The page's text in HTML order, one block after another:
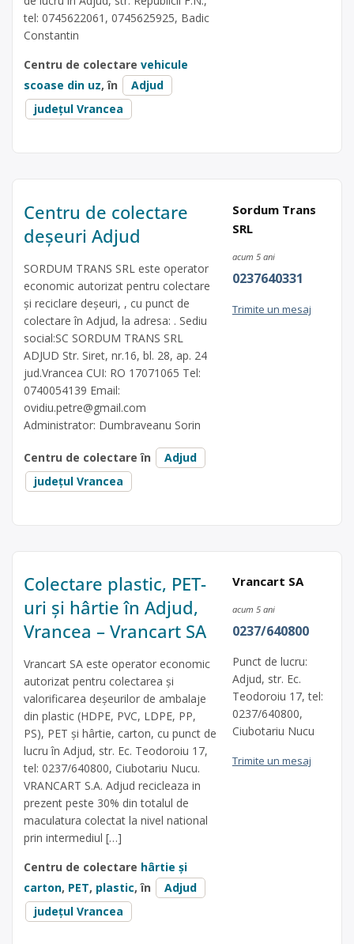
tel: 0745622061, 0745625925, Badic
Constantin
Centru de colectare vehicule
scoase din uz, în
Adjud
județul Vrancea
Centru de colectare
deșeuri Adjud
SORDUM TRANS SRL este operator
economic autorizat pentru colectare
și reciclare deșeuri, , cu punct de
colectare în Adjud, la adresa: . Sediu
social:SC SORDUM TRANS SRL
ADJUD Str. Siret, nr.16, bl. 28, ap. 24
jud.Vrancea CUI: RO 17071065 Tel:
0740054139 Email:
ovidiu.petre@gmail.com
Administrator: Dumbraveanu Sorin
Centru de colectare în
Adjud
județul Vrancea
Sordum Trans
SRL
acum 5 ani
0237640331
Trimite un mesaj
Colectare plastic, PET-
uri și hârtie în Adjud,
Vrancea – Vrancart SA
Vrancart SA este operator economic
autorizat pentru colectarea și
valorificarea deșeurilor de ambalaje
din plastic (HDPE, PVC, LDPE, PP,
PS), PET și hârtie, carton, cu punct de
lucru în Adjud, str. Ec. Teodoroiu 17,
tel: 0237/640800, Ciubotariu Nucu.
VRANCART S.A. Adjud recicleaza in
prezent peste 30% din totalul de
maculatura colectat la nivel national
prin intermediul […]
Centru de colectare hârtie și
carton, PET, plastic, în
Adjud
județul Vrancea
Vrancart SA
acum 5 ani
0237/640800
Punct de lucru:
Adjud, str. Ec.
Teodoroiu 17, tel:
0237/640800,
Ciubotariu Nucu
Trimite un mesaj